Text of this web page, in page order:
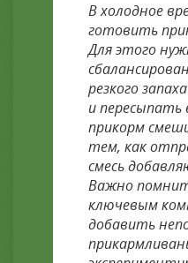
В холодное
готовить
Для этого
резкого
и пересыпать
прикорм
тем, как
смесь
Важно
ключевым
добавить